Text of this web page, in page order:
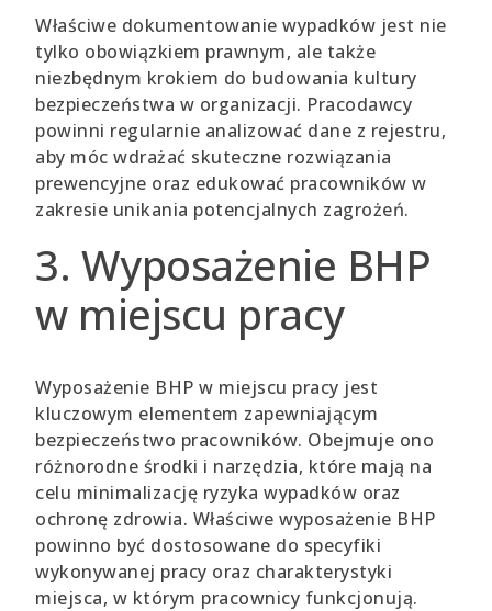
Właściwe dokumentowanie wypadków jest nie
tylko obowiązkiem prawnym, ale także
niezbędnym krokiem do budowania kultury
bezpieczeństwa w organizacji. Pracodawcy
powinni regularnie analizować dane z rejestru,
aby móc wdrażać skuteczne rozwiązania
prewencyjne oraz edukować pracowników w
zakresie unikania potencjalnych zagrożeń.
3. Wyposażenie BHP
w miejscu pracy
Wyposażenie BHP w miejscu pracy jest
kluczowym elementem zapewniającym
bezpieczeństwo pracowników. Obejmuje ono
różnorodne środki i narzędzia, które mają na
celu minimalizację ryzyka wypadków oraz
ochronę zdrowia. Właściwe wyposażenie BHP
powinno być dostosowane do specyfiki
wykonywanej pracy oraz charakterystyki
miejsca, w którym pracownicy funkcjonują.